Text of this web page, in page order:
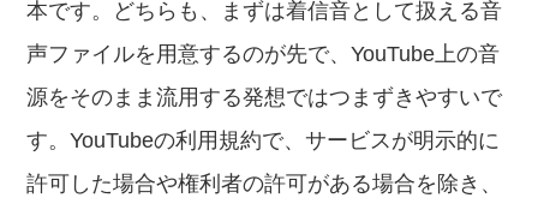
本です。どちらも、まずは着信音として扱える音
声ファイルを用意するのが先で、YouTube上の音
源をそのまま流用する発想ではつまずきやすいで
す。YouTubeの利用規約で、サービスが明示的に
許可した場合や権利者の許可がある場合を除き、